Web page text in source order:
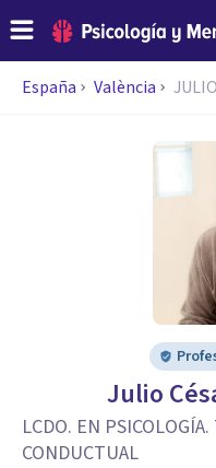
España València
Julio
LCDO. EN
CONDUCTUAL